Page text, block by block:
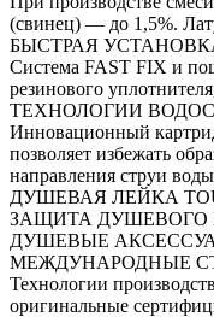
(свинец) — до 1,5%.
БЫСТРАЯ
Система FAST FIX и
резинового
ТЕХНОЛОГИИ
Инновационный
позволяет избежать
направления струи
ДУШЕВАЯ ЛЕЙКА
ЗАЩИТА ДУШЕВОГО
ДУШЕВЫЕ
МЕЖДУНАРОДНЫЕ
Технологии
оригинальные